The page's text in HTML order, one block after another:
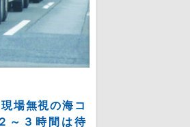
場無視の海コ
～３時間は待